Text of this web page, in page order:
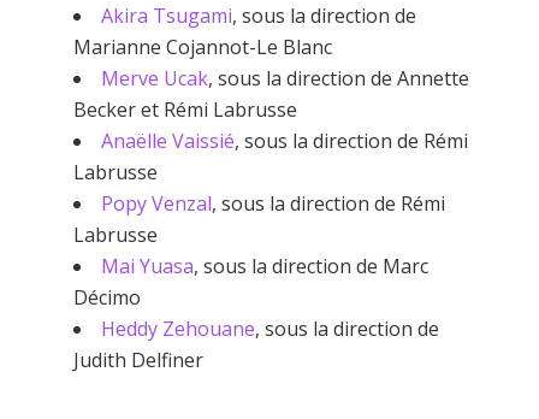
Akira Tsugami, sous la direction de
Marianne Cojannot-Le Blanc
Merve Ucak, sous la direction de Annette
Becker et Rémi Labrusse
Anaëlle Vaissié, sous la direction de Rémi
Labrusse
Popy Venzal, sous la direction de Rémi
Labrusse
Mai Yuasa, sous la direction de Marc
Décimo
Heddy Zehouane, sous la direction de
Judith Delfiner